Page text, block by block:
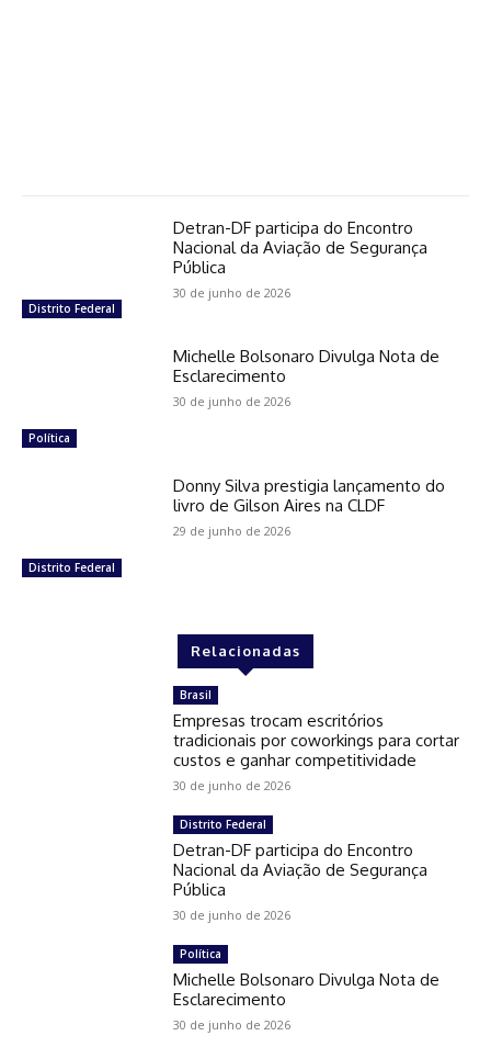
Distrito Federal
Detran-DF participa do Encontro
Nacional da Aviação de Segurança
Pública
30 de junho de 2026
Política
Michelle Bolsonaro Divulga Nota de
Esclarecimento
30 de junho de 2026
Distrito Federal
Donny Silva prestigia lançamento do
livro de Gilson Aires na CLDF
29 de junho de 2026
Relacionadas
Brasil
Empresas trocam escritórios
tradicionais por coworkings para cortar
custos e ganhar competitividade
30 de junho de 2026
Distrito Federal
Detran-DF participa do Encontro
Nacional da Aviação de Segurança
Pública
30 de junho de 2026
Política
Michelle Bolsonaro Divulga Nota de
Esclarecimento
30 de junho de 2026